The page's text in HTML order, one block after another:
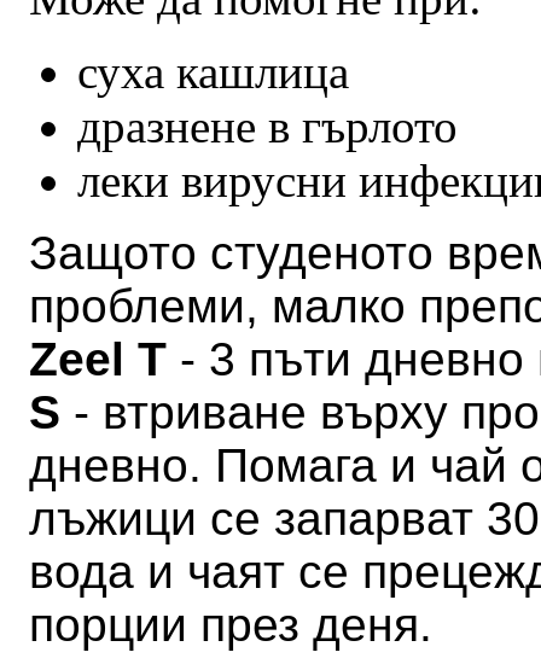
суха кашлица
дразнене в гърлото
леки вирусни
Защото студеното
проблеми, малко
Zeel Т - 3 пъти
S - втриване върху
дневно. Помага и чай
лъжици се запарват
вода и чаят се
порции през деня.